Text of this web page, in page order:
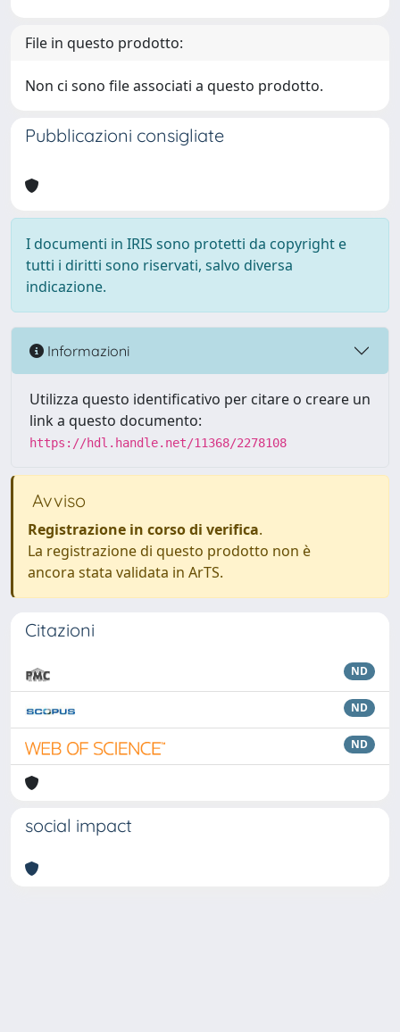
File in questo prodotto:
Non ci sono file associati a questo prodotto.
Pubblicazioni consigliate
I documenti in IRIS sono protetti da copyright e
tutti i diritti sono riservati, salvo diversa
indicazione.
Informazioni
Utilizza questo identificativo per citare o creare un
link a questo documento:
https://hdl.handle.net/11368/2278108
Avviso
Registrazione in corso di verifica.
La registrazione di questo prodotto non è
ancora stata validata in ArTS.
Citazioni
ND
ND
ND
social impact